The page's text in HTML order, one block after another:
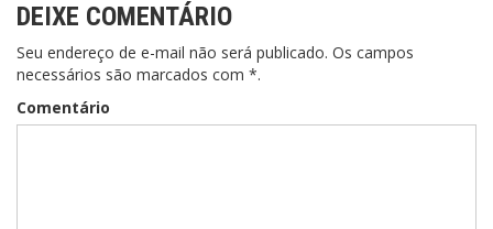
DEIXE COMENTÁRIO
Seu endereço de e-mail não será publicado. Os campos
necessários são marcados com *.
Comentário